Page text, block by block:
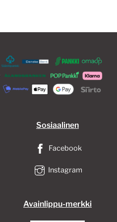
Sosiaalinen
Facebook
Instagram
Avainlippu-merkki